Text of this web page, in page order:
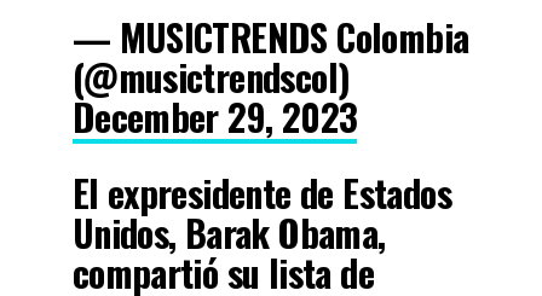
— MUSICTRENDS Colombia
(@musictrendscol)
December 29, 2023
El expresidente de Estados
Unidos, Barak Obama,
compartió su lista de